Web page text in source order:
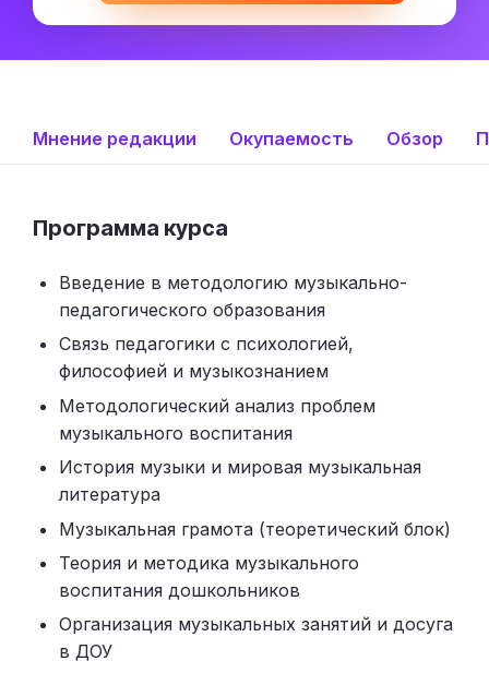
Мнение редакции Окупаемость Обзор
Программа курса
Введение в методологию музыкально-
педагогического образования
Связь педагогики с психологией,
философией и музыкознанием
Методологический анализ проблем
музыкального воспитания
История музыки и мировая музыкальная
литература
Музыкальная грамота (теоретический блок)
Теория и методика музыкального
воспитания дошкольников
Организация музыкальных занятий и досуга
в ДОУ